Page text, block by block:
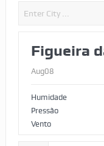
Figueira
Aug08
Humidade
Pressão
Vento